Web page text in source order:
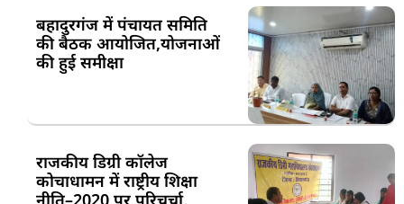
बहादुरगंज में पंचायत समिति
की बैठक आयोजित,योजनाओं
की हुई समीक्षा
राजकीय डिग्री कॉलेज
कोचाधामन में राष्ट्रीय शिक्षा
नीति–2020 पर परिचर्चा,